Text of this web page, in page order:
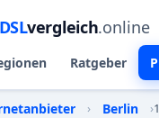
DSLvergleich.online
Ratgeber
› Berlin ›